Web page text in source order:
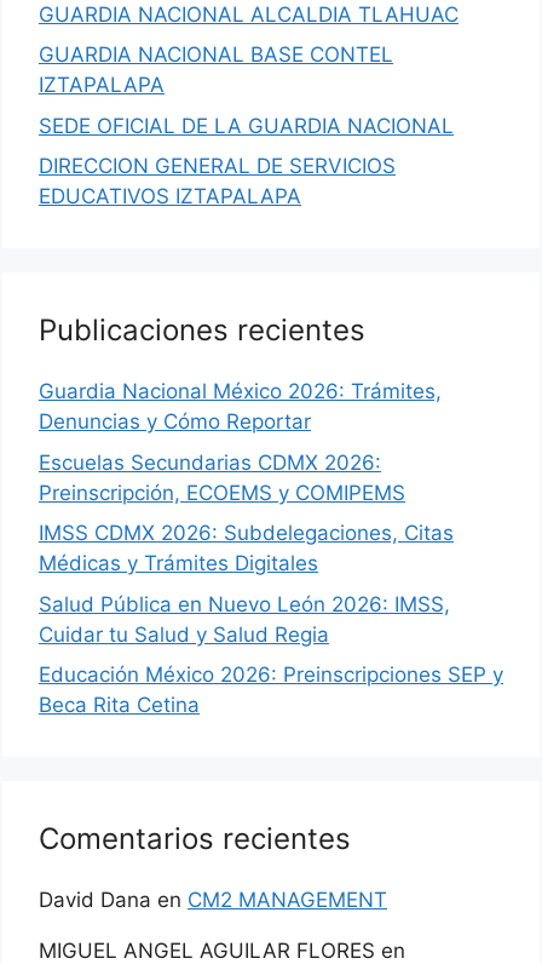
GUARDIA NACIONAL ALCALDIA TLAHUAC
GUARDIA NACIONAL BASE CONTEL
IZTAPALAPA
SEDE OFICIAL DE LA GUARDIA NACIONAL
DIRECCION GENERAL DE SERVICIOS
EDUCATIVOS IZTAPALAPA
Publicaciones recientes
Guardia Nacional México 2026: Trámites,
Denuncias y Cómo Reportar
Escuelas Secundarias CDMX 2026:
Preinscripción, ECOEMS y COMIPEMS
IMSS CDMX 2026: Subdelegaciones, Citas
Médicas y Trámites Digitales
Salud Pública en Nuevo León 2026: IMSS,
Cuidar tu Salud y Salud Regia
Educación México 2026: Preinscripciones SEP y
Beca Rita Cetina
Comentarios recientes
David Dana en CM2 MANAGEMENT
MIGUEL ANGEL AGUILAR FLORES en